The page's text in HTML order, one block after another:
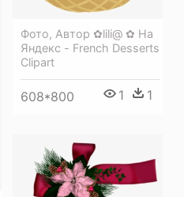
Фото, Автор ✿lili@ ✿ На
Яндекс - French Desserts
Clipart
608*800 1 1